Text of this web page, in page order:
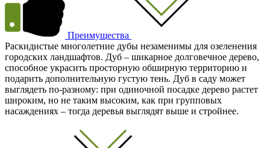
Преимущества
Раскидистые многолетние дубы незаменимы для озеленения
городских ландшафтов. Дуб – шикарное долговечное дерево,
способное украсить просторную обширную территорию и
подарить дополнительную густую тень. Дуб в саду может
выглядеть по-разному: при одиночной посадке дерево растет
широким, но не таким высоким, как при групповых
насаждениях – тогда деревья выглядят выше и стройнее.